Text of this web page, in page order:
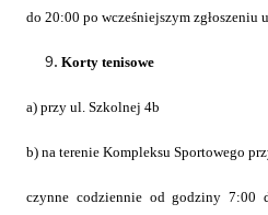
do 20:00 po wcześniejszym zgłoszeniu
Korty tenisowe
a) przy ul. Szkolnej 4b
b) na terenie Kompleksu Sportowego
czynne codziennie od godziny 7:00